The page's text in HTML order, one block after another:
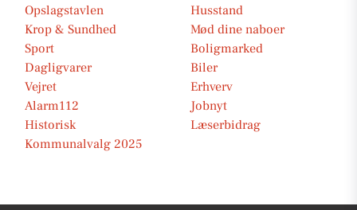
Opslagstavlen
Husstand
Krop & Sundhed
Mød dine naboer
Sport
Boligmarked
Dagligvarer
Biler
Vejret
Erhverv
Alarm112
Jobnyt
Historisk
Læserbidrag
Kommunalvalg 2025